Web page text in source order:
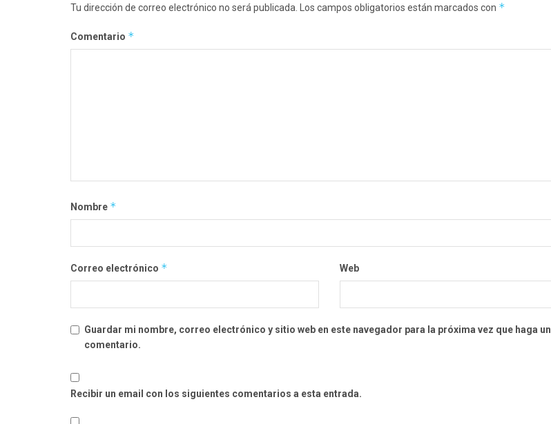
Tu dirección de correo electrónico no será publicada. Los campos obligatorios están marcados con *
Comentario *
Nombre *
Correo electrónico * Web
Guardar mi nombre, correo electrónico y sitio web en este navegador para la próxima vez que haga un
comentario.
Recibir un email con los siguientes comentarios a esta entrada.